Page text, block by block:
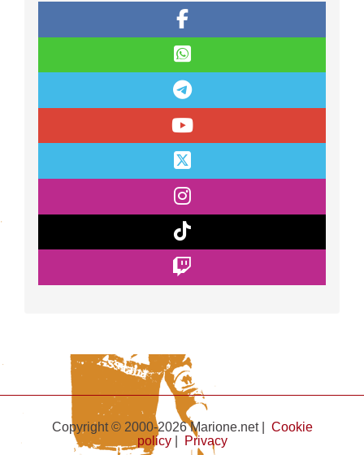
Copyright © 2000-2026 Marione.net | Cookie
policy| Privacy